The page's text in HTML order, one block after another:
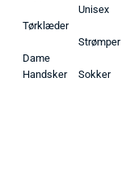
Tørklæder
Dame
Handsker
Unisex
Strømper
Sokker